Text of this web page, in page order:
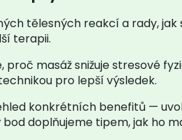
tělesných reakcí a rady,
terapii.
proč masáž snižuje stresové
pro lepší výsledek.
konkrétních benefitů —
doplňujeme tipem, jak ho